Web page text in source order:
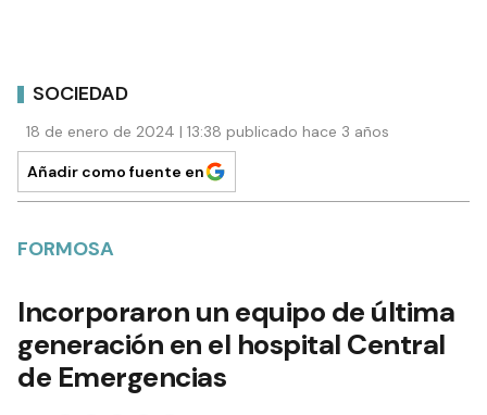
SOCIEDAD
18 de enero de 2024 | 13:38 publicado hace 3 años
Añadir como fuente en
FORMOSA
Incorporaron un equipo de última
generación en el hospital Central
de Emergencias